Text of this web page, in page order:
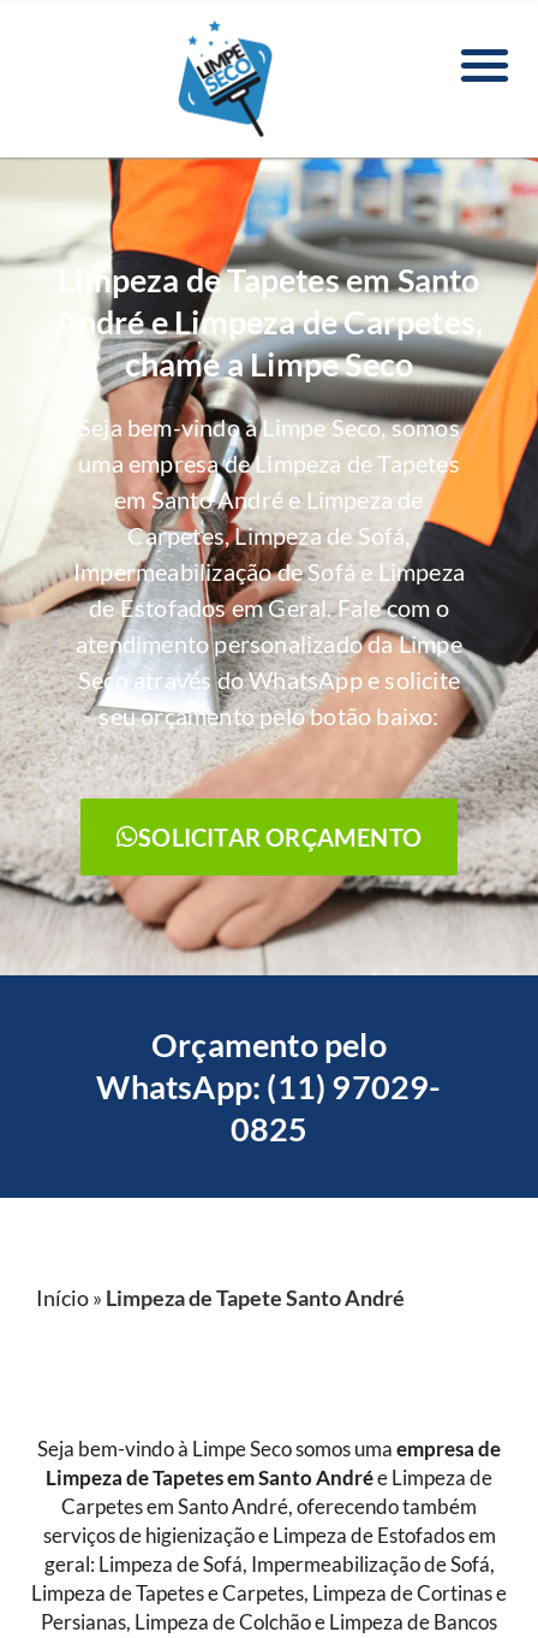
Limpeza de Tapetes em Santo
André e Limpeza de Carpetes,
chame a Limpe Seco
Seja bem-vindo à Limpe Seco, somos
uma empresa de Limpeza de Tapetes
em Santo André e Limpeza de
Carpetes, Limpeza de Sofá,
Impermeabilização de Sofá e Limpeza
de Estofados em Geral. Fale com o
atendimento personalizado da Limpe
Seco através do WhatsApp e solicite
seu orçamento pelo botão baixo:
SOLICITAR ORÇAMENTO
Orçamento pelo
WhatsApp: (11) 97029-
0825
Início» Limpeza de Tapete Santo André
Seja bem-vindo à Limpe Seco somos uma empresa de
Limpeza de Tapetesem Santo Andrée Limpeza de
Carpetes em Santo André, oferecendo também
serviços de higienização e Limpeza de Estofados em
geral: Limpeza de Sofá, Impermeabilização de Sofá,
Limpeza de Tapetes e Carpetes, Limpeza de Cortinas e
Persianas, Limpeza de Colchão e Limpeza de Bancos